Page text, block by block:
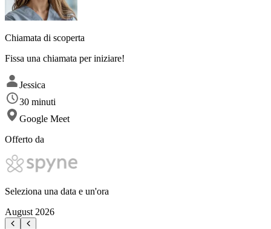
Chiamata di scoperta
Fissa una chiamata per iniziare!
Jessica
30 minuti
Google Meet
Offerto da
Seleziona una data e un'ora
August 2026